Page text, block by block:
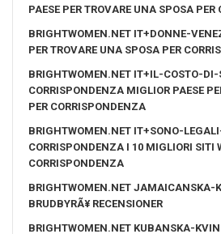
PAESE PER TROVARE UNA SPOSA
BRIGHTWOMEN.NET IT+DONNE-
PER TROVARE UNA SPOSA PER
BRIGHTWOMEN.NET IT+IL-COSTO-DI-
CORRISPONDENZA MIGLIOR PAESE
PER CORRISPONDENZA
BRIGHTWOMEN.NET IT+SONO-
CORRISPONDENZA I 10 MIGLIORI SITI
CORRISPONDENZA
BRIGHTWOMEN.NET JAMAICANSKA-
BRUDBYRÃ¥ RECENSIONER
BRIGHTWOMEN.NET KUBANSKA-